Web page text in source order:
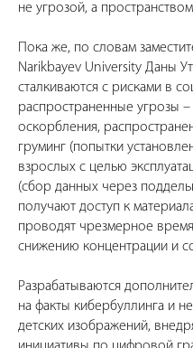
не угрозой, а
Пока же, по словам
Narikbayev University Даны
сталкиваются с рисками в
распространенные угрозы –
оскорбления,
груминг (попытки
взрослых с целью
(сбор данных через
получают доступ к
проводят чрезмерное
снижению концентрации и
Разрабатываются
на факты кибербуллинга и
детских изображений,